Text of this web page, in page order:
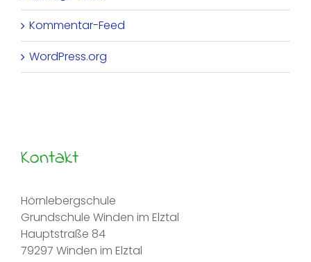
Kommentar-Feed
WordPress.org
Kontakt
Hörnlebergschule
Grundschule Winden im Elztal
Hauptstraße 84
79297 Winden im Elztal